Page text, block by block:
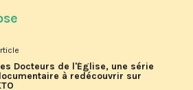
Docteurs de l'Église, une série
à redécouvrir sur